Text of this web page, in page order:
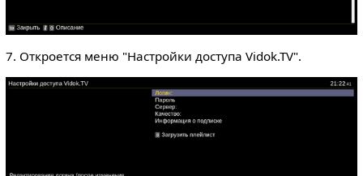
7. Откроется меню "Настройки доступа Vidok.TV".